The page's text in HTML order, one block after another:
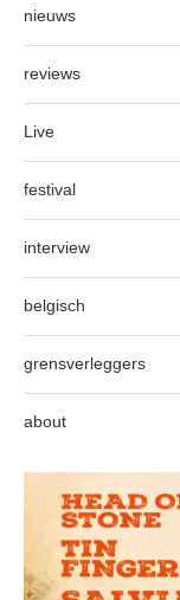
nieuws
reviews
Live
festival
interview
belgisch
grensverleggers
about